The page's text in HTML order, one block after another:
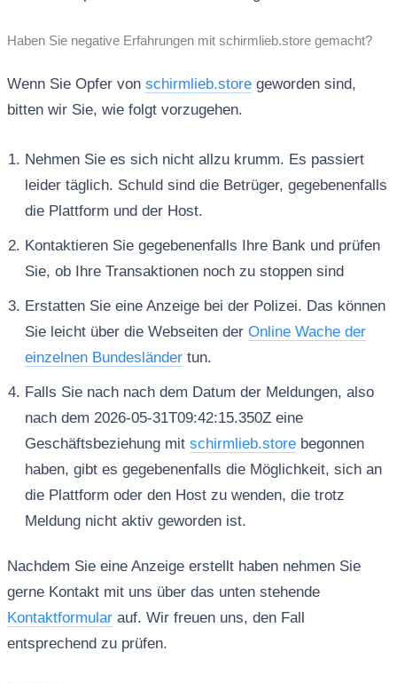
Haben Sie negative Erfahrungen mit schirmlieb.store gemacht?
Wenn Sie Opfer von schirmlieb.storegeworden sind,
bitten wir Sie, wie folgt vorzugehen.
Nehmen Sie es sich nicht allzu krumm. Es passiert
leider täglich. Schuld sind die Betrüger, gegebenenfalls
die Plattform und der Host.
Kontaktieren Sie gegebenenfalls Ihre Bank und prüfen
Sie, ob Ihre Transaktionen noch zu stoppen sind
Erstatten Sie eine Anzeige bei der Polizei. Das können
Sie leicht über die Webseiten der Online Wache der
einzelnen Bundesländertun.
Falls Sie nach nach dem Datum der Meldungen, also
nach dem 2026-05-31T09:42:15.350Z eine
Geschäftsbeziehung mit schirmlieb.storebegonnen
haben, gibt es gegebenenfalls die Möglichkeit, sich an
die Plattform oder den Host zu wenden, die trotz
Meldung nicht aktiv geworden ist.
Nachdem Sie eine Anzeige erstellt haben nehmen Sie
gerne Kontakt mit uns über das unten stehende
Kontaktformularauf. Wir freuen uns, den Fall
entsprechend zu prüfen.